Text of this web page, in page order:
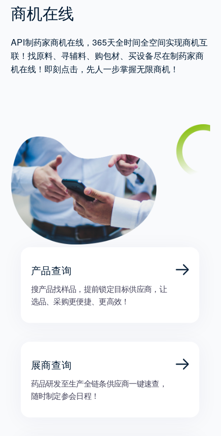
商机在线
API制药家商机在线，365天全时间全空间实现商机互
联！找原料、寻辅料、购包材、买设备尽在制药家商
机在线！即刻点击，先人一步掌握无限商机！
产品查询
搜产品找样品，提前锁定目标供应商，让
选品、采购更便捷、更高效！
展商查询
药品研发至生产全链条供应商一键速查，
随时制定参会日程！